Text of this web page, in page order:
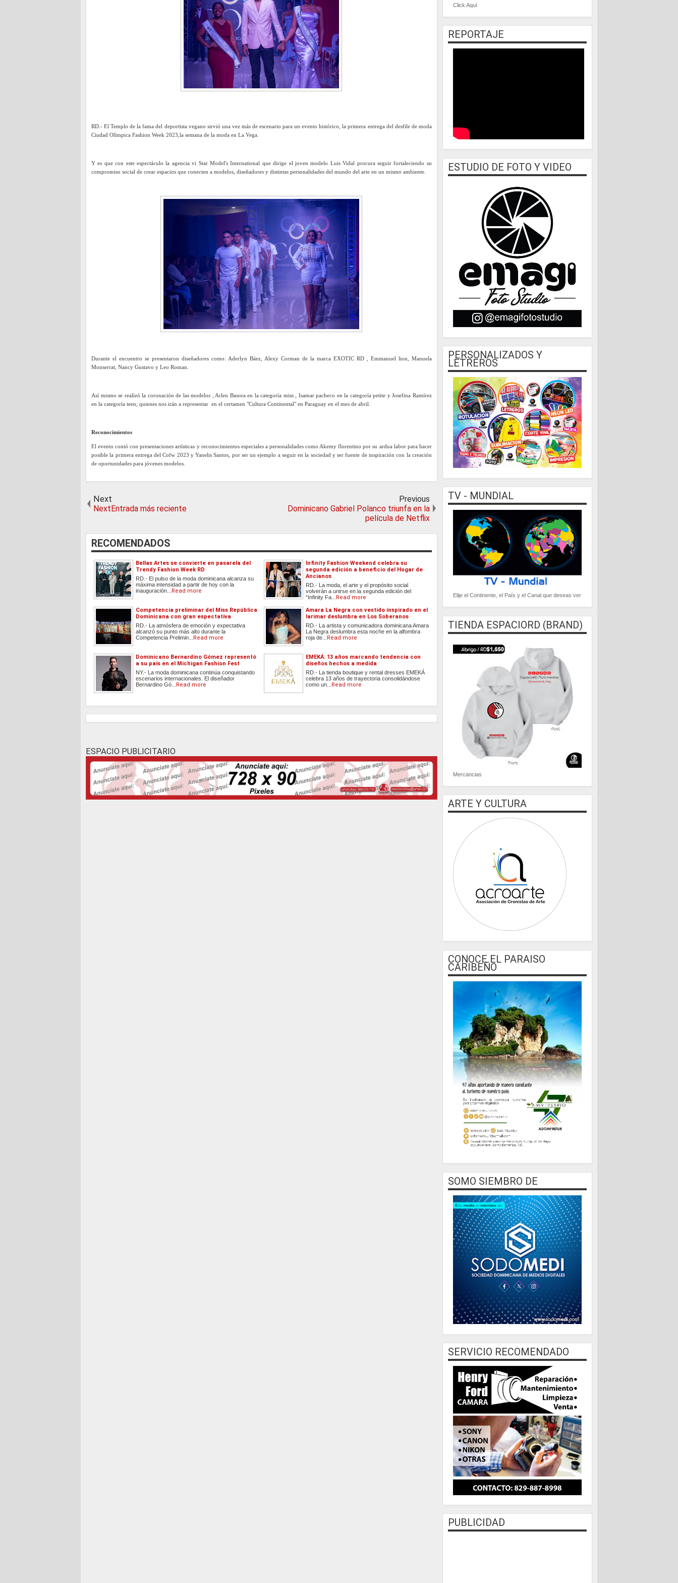
RD.- El Templo de la fama del deportista vegano sirvió una vez más de escenario para un evento histórico, la primera entrega del desfile de moda
Ciudad Olímpica Fashion Week 2023,la semana de la moda en La Vega.
Y es que con este espectáculo la agencia vi Star Model's International que dirige el joven modelo Luis Vidal procura seguir fortaleciendo su
compromiso social de crear espacios que conecten a modelos, diseñadores y distintas personalidades del mundo del arte en un mismo ambiente.
Durante el encuentro se presentaron diseñadores como: Aderlyn Báez, Alexy Corman de la marca EXOTIC RD , Emmanuel lion, Manuela
Monserrat, Nancy Gustavo y Leo Roman.
Así mismo se realizó la coronación de las modelos , Arlen Basora en la categoría miss , Isamar pacheco en la categoría petite y Josefina Ramírez
en la categoría teen; quienes nos irán a representar en el certamen "Cultura Continental" en Paraguay en el mes de abril.
Reconocimientos
El evento contó con presentaciones artísticas y reconocimientos especiales a personalidades como Akemy florentino por su ardua labor para hacer
posible la primera entrega del Cofw 2023 y Yanelis Santos, por ser un ejemplo a seguir en la sociedad y ser fuente de inspiración con la creación
de oportunidades para jóvenes modelos.
Next
NextEntrada más reciente
Previous
Dominicano Gabriel Polanco triunfa en la
película de Netflix
RECOMENDADOS
Bellas Artes se convierte en pasarela del
Trendy Fashion Week RD
RD.- El pulso de la moda dominicana alcanza su
máxima intensidad a partir de hoy con la
inauguración... Read more
Infinity Fashion Weekend celebra su
segunda edición a beneficio del Hogar de
Ancianos
RD.- La moda, el arte y el propósito social
volverán a unirse en la segunda edición del
“Infinity Fa... Read more
Competencia preliminar del Miss República
Dominicana con gran espectativa
RD.- La atmósfera de emoción y expectativa
alcanzó su punto más alto durante la
Competencia Prelimin... Read more
Amara La Negra con vestido inspirado en el
larimar deslumbra en Los Soberanos
RD.- La artista y comunicadora dominicana Amara
La Negra deslumbra esta noche en la alfombra
roja de... Read more
Dominicano Bernardino Gómez representó
a su país en el Michigan Fashion Fest
NY.- La moda dominicana continúa conquistando
escenarios internacionales. El diseñador
Bernardino Gó... Read more
EMEKÁ: 13 años marcando tendencia con
diseños hechos a medida
RD.- La tienda boutique y rental dresses EMEKÁ
celebra 13 años de trayectoria consolidándose
como un... Read more
ESPACIO PUBLICITARIO
Click Aquí
REPORTAJE
ESTUDIO DE FOTO Y VIDEO
PERSONALIZADOS Y
LETREROS
TV - MUNDIAL
Elije el Continente, el País y el Canal que deseas ver
TIENDA ESPACIORD (BRAND)
Mercancias
ARTE Y CULTURA
CONOCE EL PARAISO
CARIBEÑO
SOMO SIEMBRO DE
SERVICIO RECOMENDADO
PUBLICIDAD